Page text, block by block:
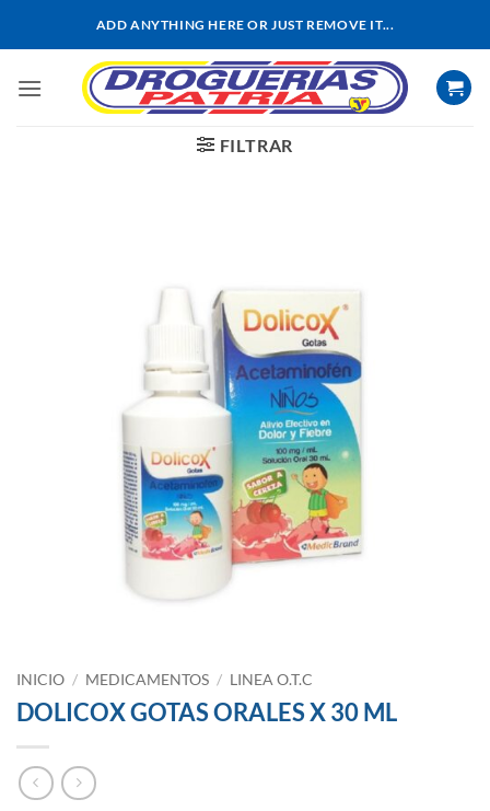
ADD ANYTHING HERE OR JUST REMOVE IT...
FILTRAR
INICIO / MEDICAMENTOS / LINEA O.T.C
DOLICOX GOTAS ORALES X 30 ML